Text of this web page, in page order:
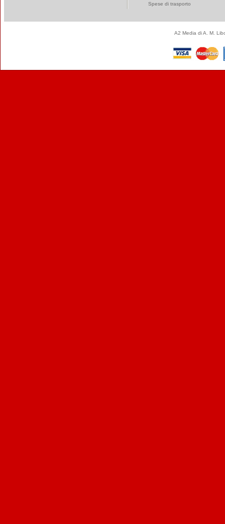
Spese di trasporto
A2 Media di A. M.